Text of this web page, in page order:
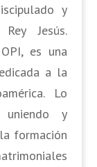
y
Jesús.
es una
a la
Lo
uniendo y
formación